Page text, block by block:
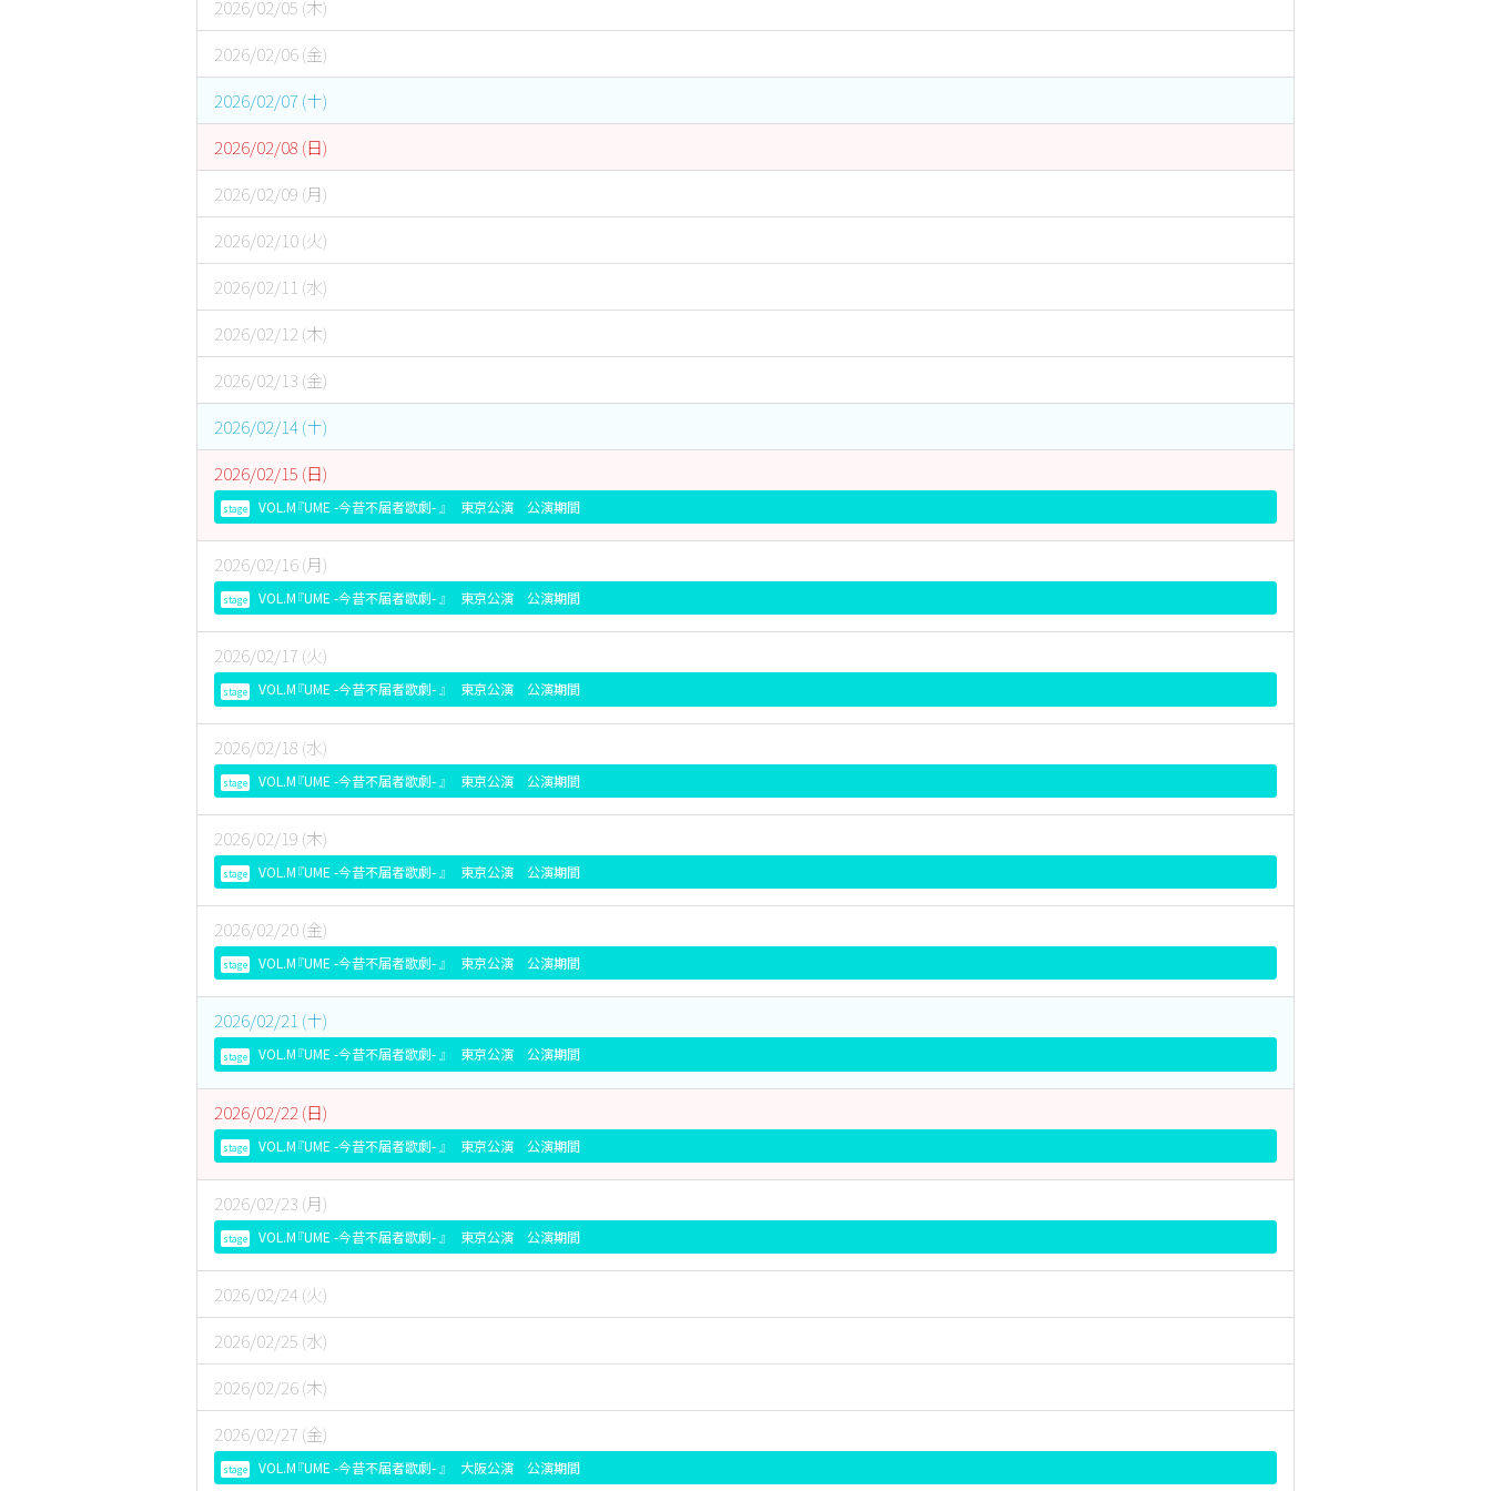
2026/02/05 (木)
2026/02/06 (金)
2026/02/07 (土)
2026/02/08 (日)
2026/02/09 (月)
2026/02/10 (火)
2026/02/11 (水)
2026/02/12 (木)
2026/02/13 (金)
2026/02/14 (土)
2026/02/15 (日)
stage VOL.M『UME -今昔不届者歌劇- 』 東京公演 公演期間
2026/02/16 (月)
stage VOL.M『UME -今昔不届者歌劇- 』 東京公演 公演期間
2026/02/17 (火)
stage VOL.M『UME -今昔不届者歌劇- 』 東京公演 公演期間
2026/02/18 (水)
stage VOL.M『UME -今昔不届者歌劇- 』 東京公演 公演期間
2026/02/19 (木)
stage VOL.M『UME -今昔不届者歌劇- 』 東京公演 公演期間
2026/02/20 (金)
stage VOL.M『UME -今昔不届者歌劇- 』 東京公演 公演期間
2026/02/21 (土)
stage VOL.M『UME -今昔不届者歌劇- 』 東京公演 公演期間
2026/02/22 (日)
stage VOL.M『UME -今昔不届者歌劇- 』 東京公演 公演期間
2026/02/23 (月)
stage VOL.M『UME -今昔不届者歌劇- 』 東京公演 公演期間
2026/02/24 (火)
2026/02/25 (水)
2026/02/26 (木)
2026/02/27 (金)
stage VOL.M『UME -今昔不届者歌劇- 』 大阪公演 公演期間